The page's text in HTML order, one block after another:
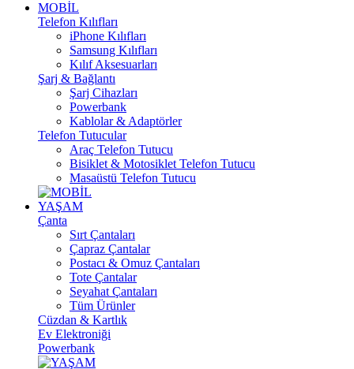
MOBİL
Telefon Kılıfları
iPhone Kılıfları
Samsung Kılıfları
Kılıf Aksesuarları
Şarj & Bağlantı
Şarj Cihazları
Powerbank
Kablolar & Adaptörler
Telefon Tutucular
Araç Telefon Tutucu
Bisiklet & Motosiklet Telefon Tutucu
Masaüstü Telefon Tutucu
YAŞAM
Çanta
Sırt Çantaları
Çapraz Çantalar
Postacı & Omuz Çantaları
Tote Çantalar
Seyahat Çantaları
Tüm Ürünler
Cüzdan & Kartlık
Ev Elektroniği
Powerbank